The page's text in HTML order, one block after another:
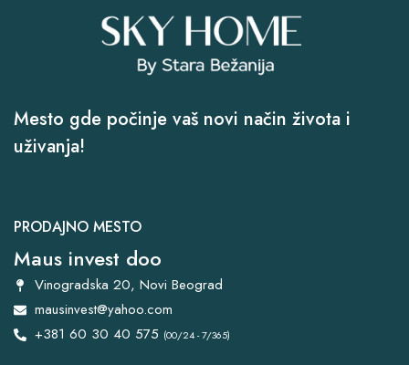
Mesto gde počinje vaš novi način života i
uživanja!
PRODAJNO MESTO
Maus invest doo
Vinogradska 20, Novi Beograd
mausinvest@yahoo.com
+381 60 30 40 575 (00/24 - 7/365)